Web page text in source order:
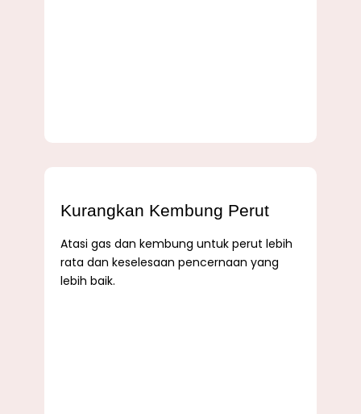
Kurangkan Kembung Perut
Atasi gas dan kembung untuk perut lebih
rata dan keselesaan pencernaan yang
lebih baik.